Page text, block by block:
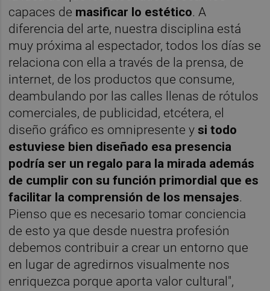
capaces de masificar lo estético. A
diferencia del arte, nuestra disciplina está
muy próxima al espectador, todos los días se
relaciona con ella a través de la prensa, de
internet, de los productos que consume,
deambulando por las calles llenas de rótulos
comerciales, de publicidad, etcétera, el
diseño gráfico es omnipresente ysi todo
estuviese bien diseñado esa presencia
podría ser un regalo para la mirada además
de cumplir con su función primordial que es
facilitar la comprensión de los mensajes.
Pienso que es necesario tomar conciencia
de esto ya que desde nuestra profesión
debemos contribuir a crear un entorno que
en lugar de agredirnos visualmente nos
enriquezca porque aporta valor cultural",